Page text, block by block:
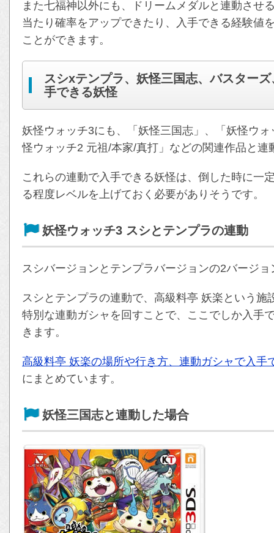
また七福神以外にも、ドリームメダルと連動させ
当たり確率をアップできたり、入手できる経験値
ことができます。
スシxテンプラ、妖怪三国志、バスター
手できる妖怪
妖怪ウォッチ3にも、「妖怪三国志」、「妖怪ウ
怪ウォッチ2 元祖/本家/真打」などの関連作品と
これらの連動で入手できる妖怪は、倒した時に一
る程度レベルを上げておく必要がありそうです。
妖怪ウォッチ3 スシとテンプラの連動
スシバージョンとテンプラバージョンの2バージ
スシとテンプラの連動で、高級料亭 妖楽という
特別な連動ガシャを回すことで、ここでしか入手
きます。
高級料亭 妖楽の場所や行き方、連動ガシャで入
にまとめています。
妖怪三国志と連動した場合